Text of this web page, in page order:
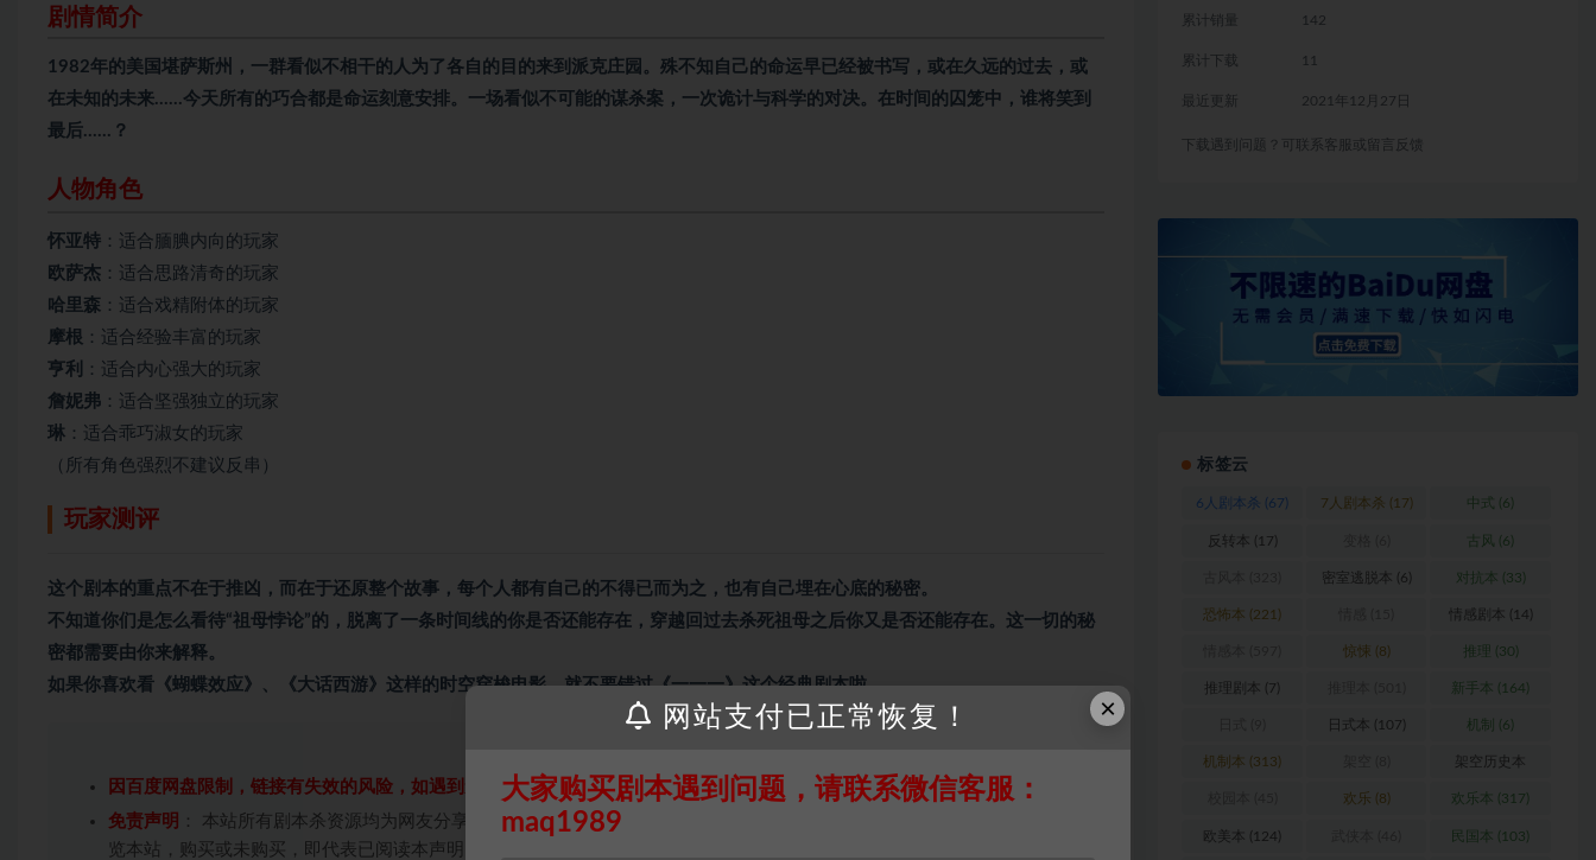
剧情简介
1982年的美国堪萨斯州，一群看似不相干的人为了各自的目的来到派克庄园。殊不知自己的命运早已经被书写，或在久远的过去，或
在未知的未来……今天所有的巧合都是命运刻意安排。一场看似不可能的谋杀案，一次诡计与科学的对决。在时间的囚笼中，谁将笑到
最后……？
人物角色
怀亚特 ：适合腼腆内向的玩家
欧萨杰 ：适合思路清奇的玩家
哈里森 ：适合戏精附体的玩家
摩根 ：适合经验丰富的玩家
亨利
：适合内心强大的玩家
詹妮弗 ：适合坚强独立的玩家
琳 ：适合乖巧淑女的玩家
（所有角色强烈不建议反串）
玩家测评
这个剧本的重点不在于推凶，而在于还原整个故事，每个人都有自己的不得已而为之，也有自己埋在心底的秘密。
不知道你们是怎么看待“祖母悖论”的，脱离了一条时间线的你是否还能存在，穿越回过去杀死祖母之后你又是否还能存在。这一切的秘
密都需要由你来解释。
如果你喜欢看《蝴蝶效应》、《大话西游》这样的时空穿梭电影，就不要错过《一一一》这个经典剧本啦。。
因百度网盘限制，链接有失效的风险，如遇到无效链接请联系客服补发！！！网盘不限速下载神器→点此下载←
免责声明 ： 本站所有剧本杀资源均为网友分享投稿+个人整理而来，仅供学习研究使用，请勿用于商业用途!任何人访问、浏
览本站，购买或未购买，即代表已阅读本声明，理解并同意受本条约约束，并遵守所有适用的法律法规。
累计销量 142
累计下载 11
最近更新 2021年12月27日
下载遇到问题？可联系客服或留言反馈
标签云
6人剧本杀 (67) 7人剧本杀 (17) 中式 (6)
反转本 (17) 古风 (6)
密室逃脱本 (6) 对抗本 (33)
恐怖本 (221) 情感剧本 (14)
惊悚 (8) 推理 (30)
推理剧本 (7) 新手本 (164)
日式本 (107) 机制 (6)
机制本 (313) 架空历史本
(102)
欢乐 (8) 欢乐本 (317)
欧美本 (124) 民国本 (103)
×
网站支付已正常恢复！
大家购买剧本遇到问题，请联系微信客服：
maq1989